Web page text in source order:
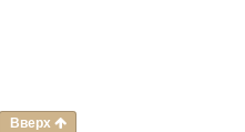
Вверх